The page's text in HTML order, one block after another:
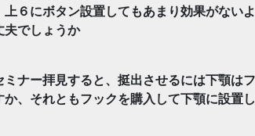
上６にボタン設置してもあまり効果がない
夫でしょうか
ナー拝見すると、挺出させるには下顎は
、それともフックを購入して下顎に設置